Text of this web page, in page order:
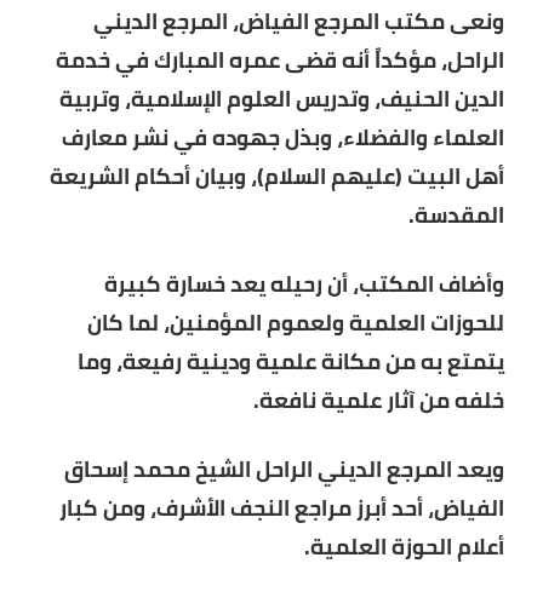
ونعى مكتب المرجع الفياض، المرجع الديني
الراحل، مؤكداً أنه قضى عمره المبارك في خدمة
الدين الحنيف، وتدريس العلوم الإسلامية، وتربية
العلماء والفضلاء، وبذل جهوده في نشر معارف
أهل البيت (عليهم السلام)، وبيان أحكام الشريعة
المقدسة.
وأضاف المكتب، أن رحيله يعد خسارة كبيرة
للحوزات العلمية ولعموم المؤمنين، لما كان
يتمتع به من مكانة علمية ودينية رفيعة، وما
خلفه من آثار علمية نافعة.
ويعد المرجع الديني الراحل الشيخ محمد إسحاق
الفياض، أحد أبرز مراجع النجف الأشرف، ومن كبار
أعلام الحوزة العلمية.